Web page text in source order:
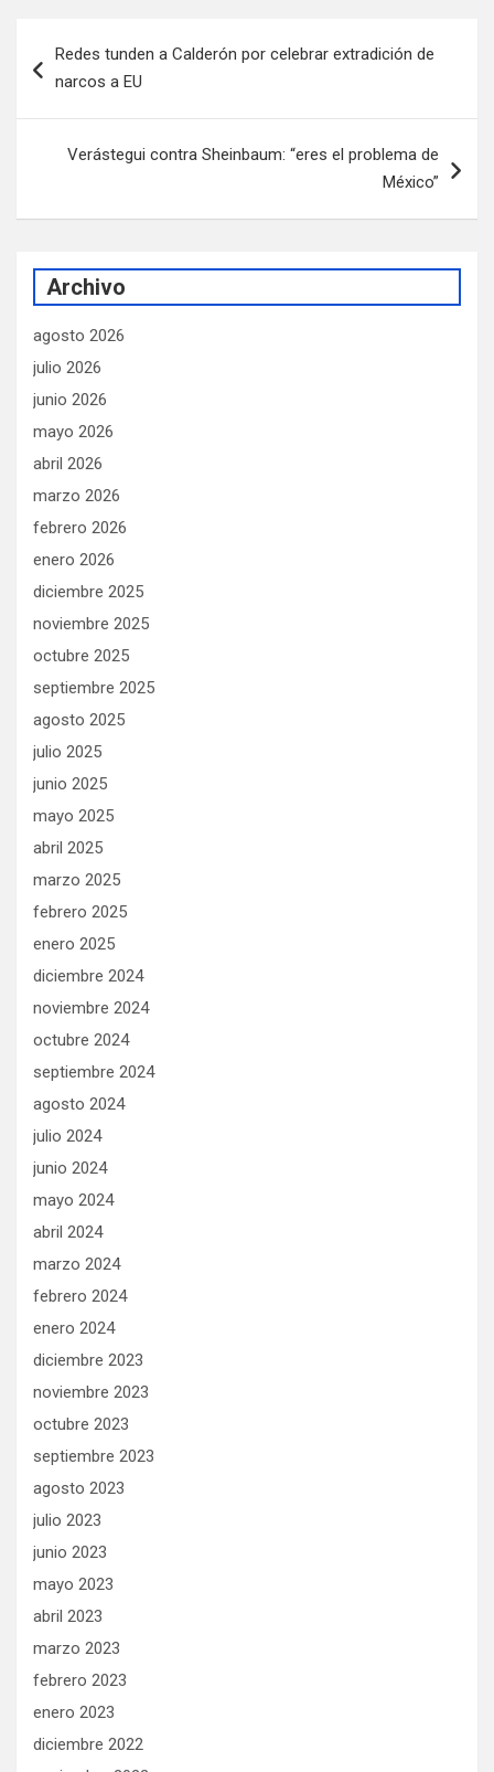
de
Redes tunden a Calderón por celebrar extradición de
narcos a EU
Verástegui contra Sheinbaum: “eres el problema de
México”
Archivo
agosto 2026
julio 2026
junio 2026
mayo 2026
abril 2026
marzo 2026
febrero 2026
enero 2026
diciembre 2025
noviembre 2025
octubre 2025
septiembre 2025
agosto 2025
julio 2025
junio 2025
mayo 2025
abril 2025
marzo 2025
febrero 2025
enero 2025
diciembre 2024
noviembre 2024
octubre 2024
septiembre 2024
agosto 2024
julio 2024
junio 2024
mayo 2024
abril 2024
marzo 2024
febrero 2024
enero 2024
diciembre 2023
noviembre 2023
octubre 2023
septiembre 2023
agosto 2023
julio 2023
junio 2023
mayo 2023
abril 2023
marzo 2023
febrero 2023
enero 2023
diciembre 2022